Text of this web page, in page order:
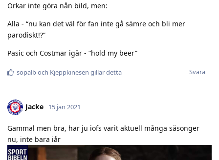
Orkar inte göra nån bild, men:
Alla - “nu kan det väl för fan inte gå sämre och bli mer
parodiskt!?”
Pasic och Costmar igår - “hold my beer”
Svara
sopalboch Kjeppkinesen gillar detta
Jacke 15 jan 2021
Gammal men bra, har ju iofs varit aktuell många säsonger
nu, inte bara iår